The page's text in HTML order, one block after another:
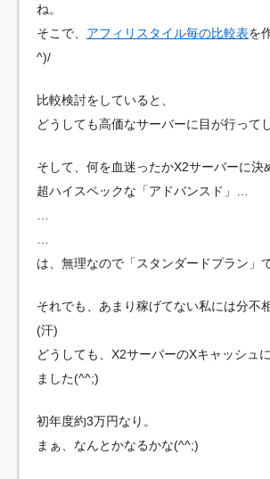
ね。
そこで、 アフィリスタイル毎の比較表を
^)/
比較検討をしていると、
どうしても高価なサーバーに目が行って
そして、何を血迷ったかX2サーバーに決
超ハイスペックな「アドバンスド」…
は、無理なので「スタンダードプラン」
それでも、あまり稼げてない私には分不
(汗)
どうしても、X2サーバーのXキャッシュ
ました(^^;)
初年度約3万円なり。
まぁ、なんとかなるかな(^^;)